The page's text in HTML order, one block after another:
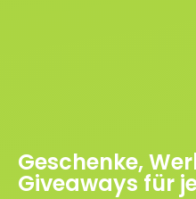
Geschenke,
Giveaways für